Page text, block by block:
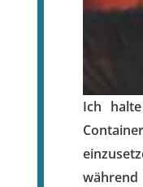
Ich
während